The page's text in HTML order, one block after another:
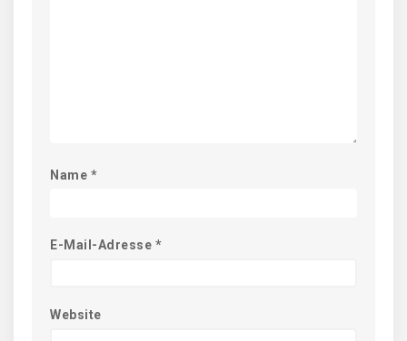
Name *
E-Mail-Adresse *
Website